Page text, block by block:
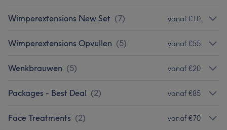
Wimperextensions New Set (7) vanaf €10
Wimperextensions Opvullen (5) vanaf €55
Wenkbrauwen (5) vanaf €20
Packages - Best Deal (2) vanaf €85
Face Treatments (2) vanaf €70